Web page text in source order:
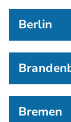
Berlin
Bremen